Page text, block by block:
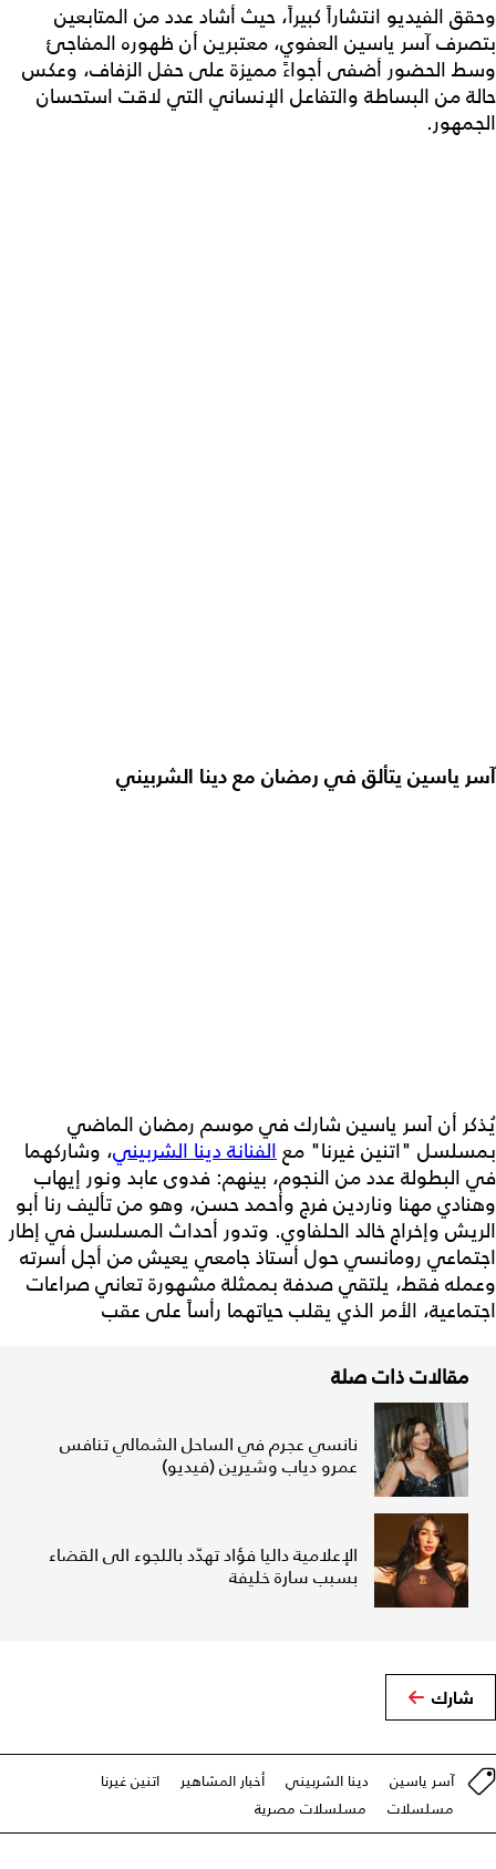
وحقق الفيديو انتشاراً كبيراً، حيث أشاد عدد من المتابعين
بتصرف آسر ياسين العفوي، معتبرين أن ظهوره المفاجئ
وسط الحضور أضفى أجواءً مميزة على حفل الزفاف، وعكس
حالة من البساطة والتفاعل الإنساني التي لاقت استحسان
الجمهور.
آسر ياسين يتألق في رمضان مع دينا الشربيني
يُذكر أن اَسر ياسين شارك في موسم رمضان الماضي
بمسلسل "اتنين غيرنا" معالفنانة دينا الشربيني، وشاركهما
في البطولة عدد من النجوم، بينهم: فدوى عابد ونور إيهاب
وهنادي مهنا وناردين فرج وأحمد حسن، وهو من تأليف رنا أبو
الريش وإخراج خالد الحلفاوي. وتدور أحداث المسلسل في إطار
اجتماعي رومانسي حول أستاذ جامعي يعيش من أجل أسرته
وعمله فقط، يلتقي صدفة بممثلة مشهورة تعاني صراعات
اجتماعية، الأمر الذي يقلب حياتهما رأساً على عقب
مقالات ذات صلة
نانسي عجرم في الساحل الشمالي تنافس
عمرو دياب وشيرين (فيديو)
الإعلامية داليا فؤاد تهدّد باللجوء الى القضاء
بسبب سارة خليفة
شارك
آسر ياسين دينا الشربيني أخبار المشاهير
اتنين غيرنا
مسلسلات
مسلسلات مصرية